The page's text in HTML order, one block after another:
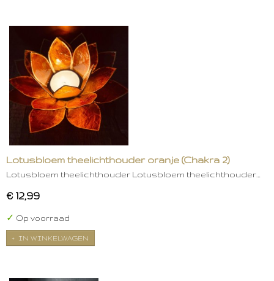
Lotusbloem theelichthouder oranje (Chakra 2)
Lotusbloem theelichthouder Lotusbloem theelichthouder…
€ 12,99
✓ Op voorraad
IN WINKELWAGEN